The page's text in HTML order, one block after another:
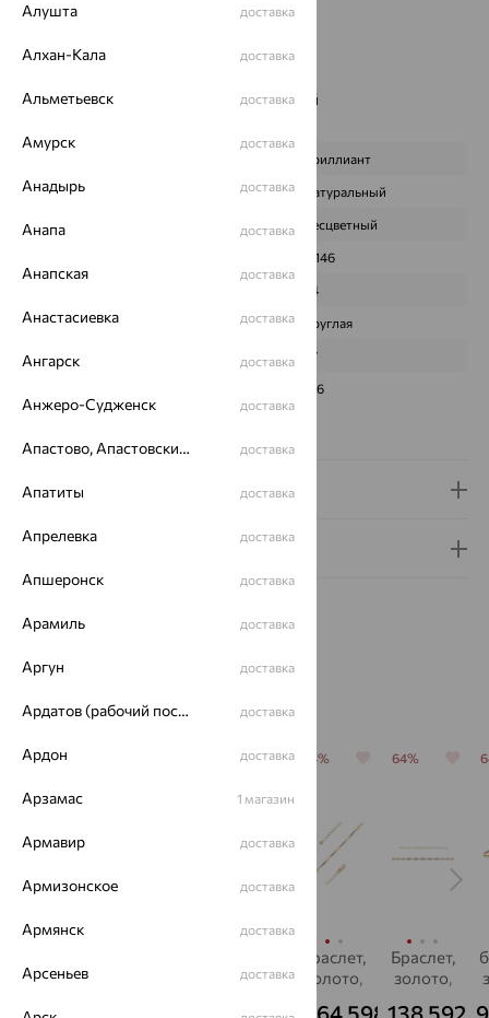
Вставка:
Цвет вставки:
Наименование цвета вставки:
Бесцветный
Бриллиант
ПРОИСХОЖДЕНИЕ Натуральный
ЦВЕТ Бесцветный
0,146
34
ФОРМА ОГРАНКИ Круглая
ГРАНЕЙ 57
3/6
Доставка и оплата
Гарантия и возврат
64%
золото,
132 958
64%
золото,
53 718
64%
браслет,
золото,
64 598
64%
Браслет,
золото,
138 592
Алушта доставка
Алхан-Кала доставка
Альметьевск доставка
Амурск доставка
Анадырь доставка
Анапа доставка
Анапская доставка
Анастасиевка доставка
Ангарск доставка
Анжеро-Судженск доставка
Апастово, Апастовский район доставка
Апатиты доставка
Апрелевка доставка
Апшеронск доставка
Арамиль доставка
Аргун доставка
Ардатов (рабочий поселок) доставка
Ардон доставка
Арзамас 1 магазин
Армавир доставка
Армизонское доставка
Армянск доставка
Арсеньев доставка